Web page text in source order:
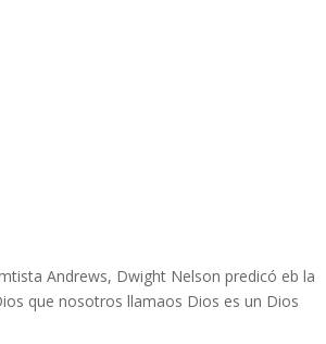
Andrews, Dwight Nelson predicó eb la
que nosotros llamaos Dios es un Dios